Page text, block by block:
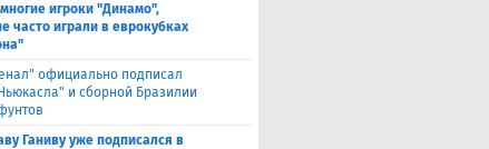
игроки "Динамо",
часто играли в еврокубках
официально подписал
и сборной Бразилии
Ганиву уже подписался в